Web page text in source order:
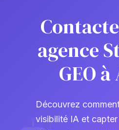
agence
GEO
Découvrez
visibilité IA et